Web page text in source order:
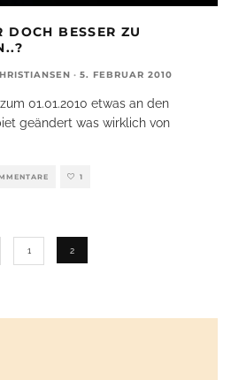
DOCH BESSER ZU
· 5. FEBRUAR 2010
01.01.2010 etwas an den
geändert was wirklich von
1
1 2